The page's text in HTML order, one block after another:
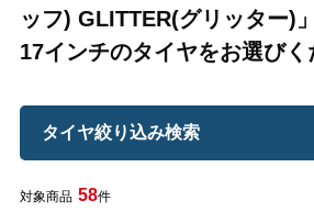
ッフ) GLITTER(グリッター)
17インチのタイヤをお選びく
タイヤ絞り込み検索
対象商品 58件